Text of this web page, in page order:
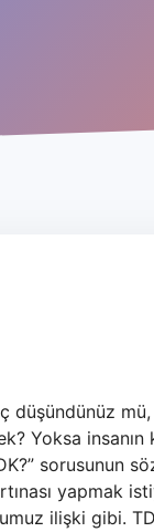
düşündünüz
Yoksa
sorusunun
yapmak
ilişki gibi.